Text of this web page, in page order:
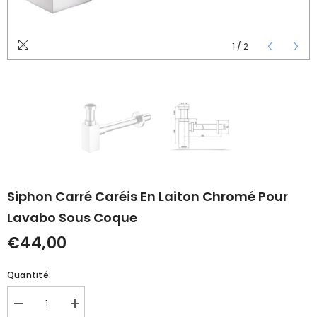
1 / 2
Siphon Carré Caréis En Laiton Chromé Pour
Lavabo Sous Coque
€44,00
Quantité:
Réduire
Augmenter